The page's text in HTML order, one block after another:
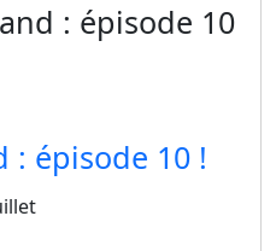
: épisode 10
: épisode 10 !